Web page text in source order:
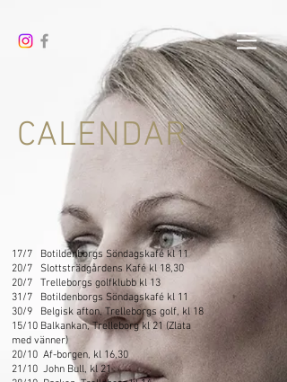
CALENDAR
17/7 Botildenborgs Söndagskafé kl 11
20/7 Slottsträdgårdens Kafé kl 18,30
20/7 Trelleborgs golfklubb kl 13
31/7 Botildenborgs Söndagskafé kl 11
30/9 Belgisk afton, Trelleborgs golf, kl 18
15/10 Balkankan, Trelleborg kl 21 (Zlata
med vänner)
20/10 Af-borgen, kl 16,30
21/10 John Bull, kl 21